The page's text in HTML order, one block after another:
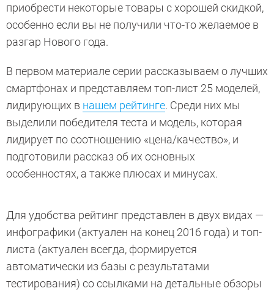
приобрести некоторые товары с хорошей скидкой,
особенно если вы не получили что-то желаемое в
разгар Нового года.
В первом материале серии рассказываем о лучших
смартфонах и представляем топ-лист 25 моделей,
лидирующих в нашем рейтинге. Среди них мы
выделили победителя теста и модель, которая
лидирует по соотношению «цена/качество», и
подготовили рассказ об их основных
особенностях, а также плюсах и минусах.
Для удобства рейтинг представлен в двух видах —
инфографики (актуален на конец 2016 года) и топ-
листа (актуален всегда, формируется
автоматически из базы с результатами
тестирования) со ссылками на детальные обзоры